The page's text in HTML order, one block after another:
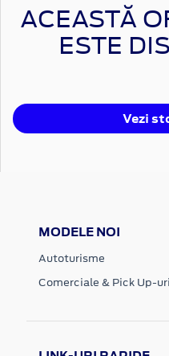
ACEASTĂ
ESTE
Vezi
MODELE NOI
Autoturisme
Comerciale & Pick Up-uri